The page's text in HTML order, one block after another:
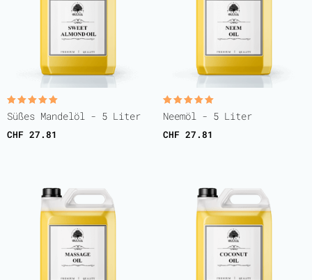
Bewertet
mit
von 5
Süßes Mandelöl - 5 Liter
CHF 27.81
Bewertet
mit
von 5
Neemöl - 5 Liter
CHF 27.81